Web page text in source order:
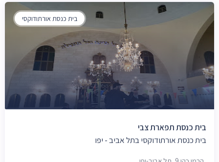
בית כנסת אורתודוקסי
בית כנסת תפארת צבי
בית כנסת אורתודוקסי בתל אביב - יפו